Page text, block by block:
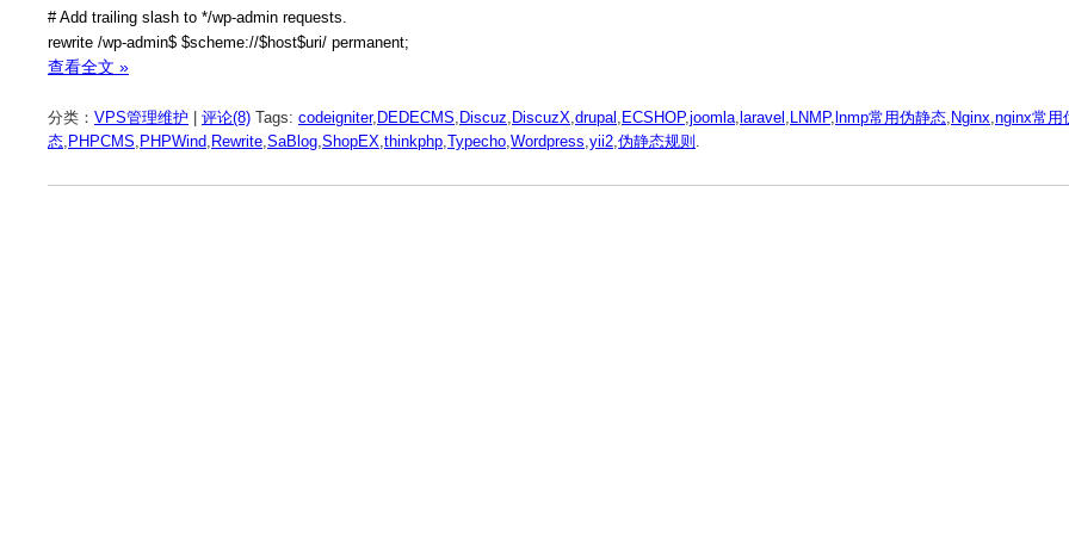
# Add trailing slash to */wp-admin requests.
rewrite /wp-admin$ $scheme://$host$uri/ permanent;
查看全文 »
分类： VPS管理维护 评论(8) Tags: codeigniter, DEDECMS, Discuz, DiscuzX,drupal , ECSHOP,joomla, laravel , LNMP, lnmp常用伪静态, Nginx,nginx常用
态, PHPCMS, PHPWind, Rewrite,SaBlog,ShopEX,thinkphp,Typecho,Wordpress,yii2,伪静态规则 .